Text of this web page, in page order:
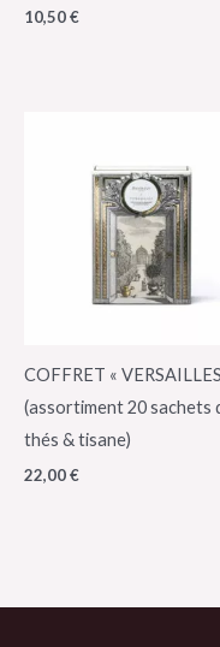
10,50€
COFFRET «
(assortiment 20 sachets
thés & tisane)
22,00€